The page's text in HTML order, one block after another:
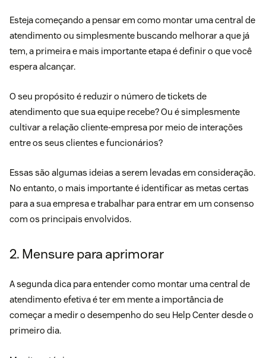
Esteja começando a pensar em como montar uma central de
atendimento ou simplesmente buscando melhorar a que já
tem, a primeira e mais importante etapa é definir o que você
espera alcançar.
O seu propósito é reduzir o número de tickets de
atendimento que sua equipe recebe? Ou é simplesmente
cultivar a relação cliente-empresa por meio de interações
entre os seus clientes e funcionários?
Essas são algumas ideias a serem levadas em consideração.
No entanto, o mais importante é identificar as metas certas
para a sua empresa e trabalhar para entrar em um consenso
com os principais envolvidos.
2. Mensure para aprimorar
A segunda dica para entender como montar uma central de
atendimento efetiva é ter em mente a importância de
começar a medir o desempenho do seu Help Center desde o
primeiro dia.